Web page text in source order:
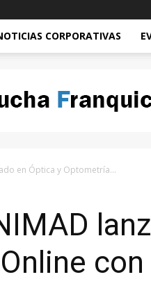
CORPORATIVAS
en Óptica y Optometría...